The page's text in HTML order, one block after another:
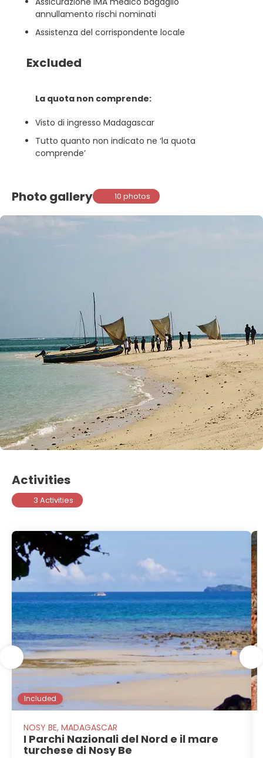
annullamento rischi nominati
Assistenza del corrispondente locale
Excluded
La quota non comprende:
Visto di ingresso Madagascar
Tutto quanto non indicato ne ‘la quota
comprende’
Photo gallery 10 photos
Activities
3 Activities
Included
NOSY BE, MADAGASCAR
I Parchi Nazionali del Nord e il mare
turchese di Nosy Be